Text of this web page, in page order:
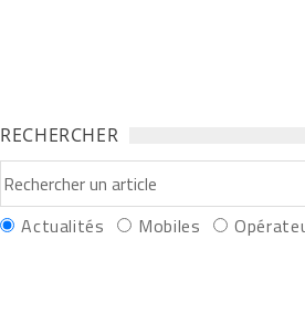
RECHERCHER
Actualités Mobiles